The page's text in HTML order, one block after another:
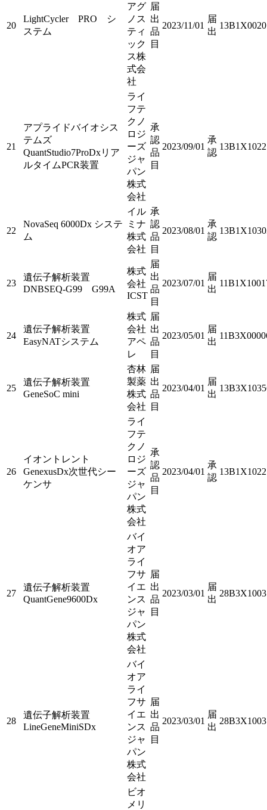
20
LightCycler PRO シ
ステム
アグ
ノス
ティ
ック
ス株
式会
社
届
出
品
目
2023/11/01
届
出
21
アプライドバイオシス
テムズ
QuantStudio7ProDxリア
ルタイムPCR装置
ライ
フテ
クノ
ロジ
ーズ
ジャ
パン
株式
会社
承
認
品
目
2023/09/01
承
認
22
NovaSeq 6000Dx システ
ム
イル
ミナ
株式
会社
承
認
品
目
2023/08/01
承
認
23
遺伝子解析装置
DNBSEQ-G99 G99A
株式
会社
ICST
届
出
品
目
2023/07/01
届
出
24
遺伝子解析装置
EasyNATシステム
株式
会社
アペ
レ
届
出
品
目
2023/05/01
届
出
25
遺伝子解析装置
GeneSoC mini
杏林
製薬
株式
会社
届
出
品
目
2023/04/01
届
出
26
イオントレント
GenexusDx次世代シー
ケンサ
ライ
フテ
クノ
ロジ
ーズ
ジャ
パン
株式
会社
承
認
品
目
2023/04/01
承
認
27
遺伝子解析装置
QuantGene9600Dx
バイ
オア
ライ
フサ
イエ
ンス
ジャ
パン
株式
会社
届
出
品
目
2023/03/01
届
出
28
遺伝子解析装置
LineGeneMiniSDx
バイ
オア
ライ
フサ
イエ
ンス
ジャ
パン
株式
会社
届
出
品
目
2023/03/01
届
出
ビオ
メリ